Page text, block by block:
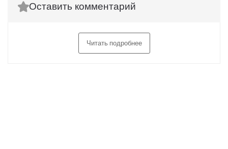
Оставить комментарий
Читать подробнее